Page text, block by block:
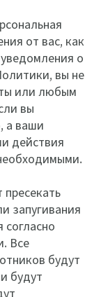
от вас, как
о
вы не
или любым
вы
а ваши
действия
запугивания
Все
будут
будут